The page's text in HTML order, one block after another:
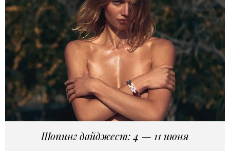
Шопинг дайджест: 4 — 11 июня